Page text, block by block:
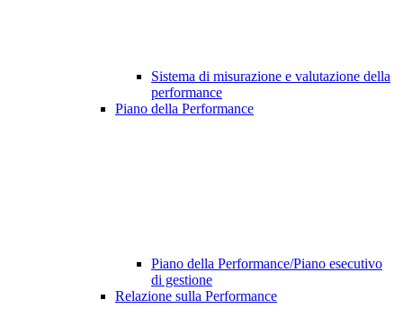
Sistema di misurazione e valutazione della
performance
Piano della Performance
Piano della Performance/Piano esecutivo
di gestione
Relazione sulla Performance